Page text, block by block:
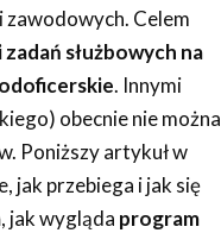
Celem
służbowych na
. Innymi
obecnie nie można
Poniższy artykuł w
jak przebiega i jak się
, jak wygląda program